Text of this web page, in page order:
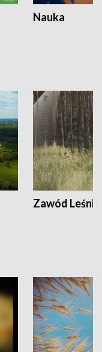
Nauka
Zawód Leśnik